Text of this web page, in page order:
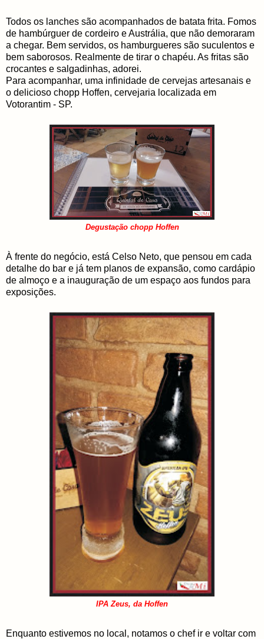
Todos os lanches são acompanhados de batata frita. Fomos
de hambúrguer de cordeiro e Austrália, que não demoraram
a chegar. Bem servidos, os hamburgueres são suculentos e
bem saborosos. Realmente de tirar o chapéu. As fritas são
crocantes e salgadinhas, adorei.
Para acompanhar, uma infinidade de cervejas artesanais e
o delicioso chopp Hoffen, cervejaria localizada em
Votorantim - SP.
Degustação chopp Hoffen
À frente do negócio, está Celso Neto, que pensou em cada
detalhe do bar e já tem planos de expansão, como cardápio
de almoço e a inauguração de um espaço aos fundos para
exposições.
IPA Zeus, da Hoffen
Enquanto estivemos no local, notamos o chef ir e voltar com